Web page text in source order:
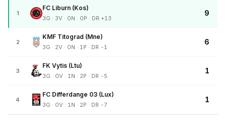
1
FC Liburn (Kos)
3G · 3V · 0N · 0P · DR +13
9
2
KMF Titograd (Mne)
3G · 2V · 0N · 1P · DR -1
6
3
FK Vytis (Ltu)
3G · 0V · 1N · 2P · DR -5
1
4
FC Differdange 03 (Lux)
3G · 0V · 1N · 2P · DR -7
1